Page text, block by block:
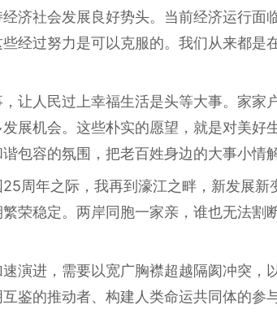
济社会发展良好势头。当前经济运行
经过努力是可以克服的。我们从来都
让人民过上幸福生活是头等大事。家家
展机会。这些朴实的愿望，就是对美
包容的氛围，把老百姓身边的大事小情
周年之际，我再到濠江之畔，新发展新
荣稳定。两岸同胞一家亲，谁也无法割
演进，需要以宽广胸襟超越隔阂冲突
鉴的推动者、构建人类命运共同体的参